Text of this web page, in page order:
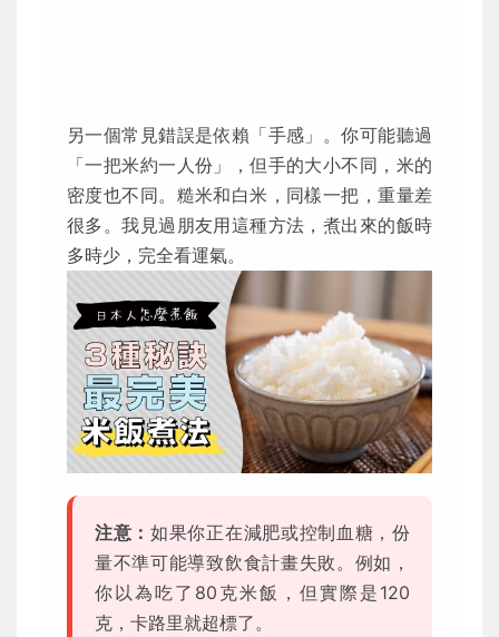
另一個常見錯誤是依賴「手感」。你可能聽過
「一把米約一人份」，但手的大小不同，米的
密度也不同。糙米和白米，同樣一把，重量差
很多。我見過朋友用這種方法，煮出來的飯時
多時少，完全看運氣。
注意：如果你正在減肥或控制血糖，份
量不準可能導致飲食計畫失敗。例如，
你以為吃了80克米飯，但實際是120
克，卡路里就超標了。